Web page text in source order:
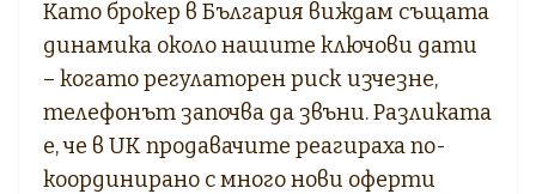
Като брокер в България виждам същата
динамика около нашите ключови дати
– когато регулаторен риск изчезне,
телефонът започва да звъни. Разликата
е, че в UK продавачите реагираха по-
координирано с много нови оферти